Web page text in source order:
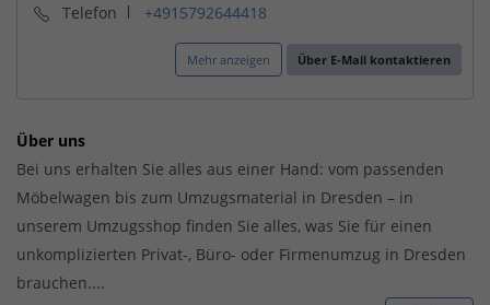
Telefon
+4915792644418
Mehr anzeigen Über E-Mail kontaktieren
Über uns
Bei uns erhalten Sie alles aus einer Hand: vom passenden
Möbelwagen bis zum Umzugsmaterial in Dresden – in
unserem Umzugsshop finden Sie alles, was Sie für einen
unkomplizierten Privat-, Büro- oder Firmenumzug in Dresden
brauchen....